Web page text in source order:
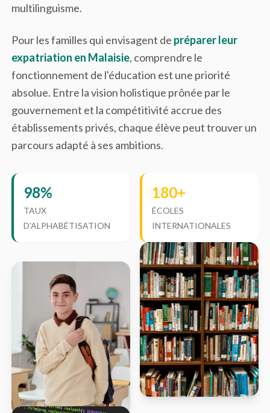
multilinguisme.
Pour les familles qui envisagent de préparer leur
expatriation en Malaisie, comprendre le
fonctionnement de l'éducation est une priorité
absolue. Entre la vision holistique prônée par le
gouvernement et la compétitivité accrue des
établissements privés, chaque élève peut trouver un
parcours adapté à ses ambitions.
98%
TAUX
D'ALPHABÉTISATION
180+
ÉCOLES
INTERNATIONALES